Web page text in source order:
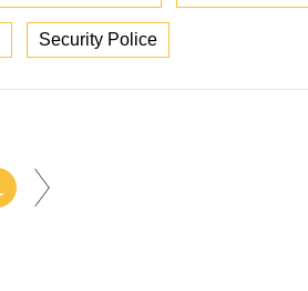
Security Police